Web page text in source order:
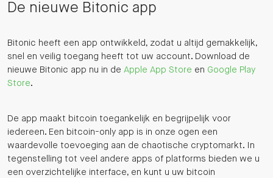
De nieuwe Bitonic app
Bitonic heeft een app ontwikkeld, zodat u altijd gemakkelijk,
snel en veilig toegang heeft tot uw account. Download de
nieuwe Bitonic app nu in de Apple App Store en Google Play
Store.
De app maakt bitcoin toegankelijk en begrijpelijk voor
iedereen. Een bitcoin-only app is in onze ogen een
waardevolle toevoeging aan de chaotische cryptomarkt. In
tegenstelling tot veel andere apps of platforms bieden we u
een overzichtelijke interface, en kunt u uw bitcoin